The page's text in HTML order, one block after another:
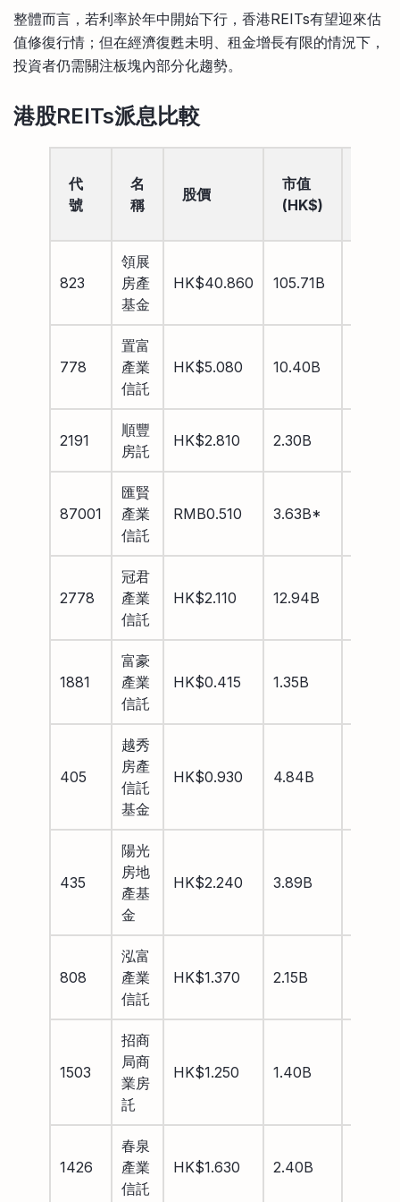
整體而言，若利率於年中開始下行，香港REITs有望迎來估
值修復行情；但在經濟復甦未明、租金增長有限的情況下，
投資者仍需關注板塊內部分化趨勢。
港股REITs派息比較
代
號
名
稱
股價
市值
(HK$)
823
領展
房產
基金
HK$40.860 105.71B
778
置富
產業
信託
HK$5.080 10.40B
2191
順豐
房託
HK$2.810 2.30B
87001
匯賢
產業
信託
RMB0.510 3.63B*
2778
冠君
產業
信託
HK$2.110 12.94B
1881
富豪
產業
信託
HK$0.415 1.35B
405
越秀
房產
信託
基金
HK$0.930 4.84B
435
陽光
房地
產基
金
HK$2.240 3.89B
808
泓富
產業
信託
HK$1.370 2.15B
1503
招商
局商
業房
託
HK$1.250 1.40B
1426
春泉
產業
信託
HK$1.630 2.40B